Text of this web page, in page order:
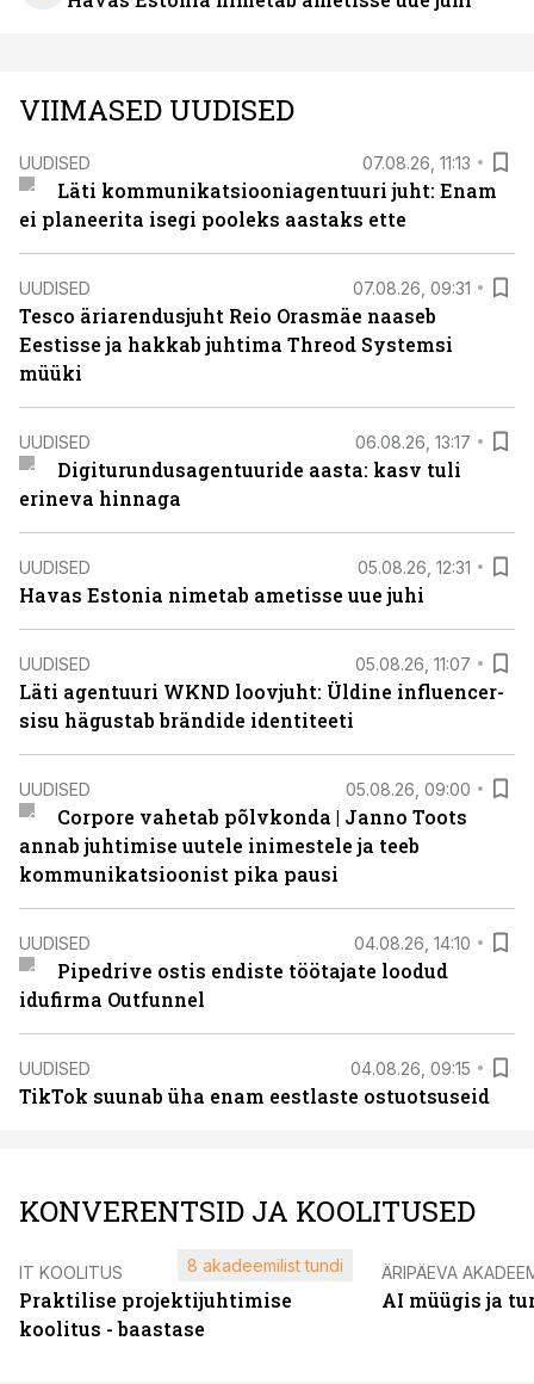
VIIMASED UUDISED
UUDISED 07.08.26, 11:13
Läti kommunikatsiooniagentuuri juht: Enam
ei planeerita isegi pooleks aastaks ette
UUDISED 07.08.26, 09:31
Tesco äriarendusjuht Reio Orasmäe naaseb
Eestisse ja hakkab juhtima Threod Systemsi
müüki
UUDISED 06.08.26, 13:17
Digiturundusagentuuride aasta: kasv tuli
erineva hinnaga
UUDISED 05.08.26, 12:31
Havas Estonia nimetab ametisse uue juhi
UUDISED 05.08.26, 11:07
Läti agentuuri WKND loovjuht: Üldine influencer-
sisu hägustab brändide identiteeti
UUDISED 05.08.26, 09:00
Corpore vahetab põlvkonda | Janno Toots
annab juhtimise uutele inimestele ja teeb
kommunikatsioonist pika pausi
UUDISED 04.08.26, 14:10
Pipedrive ostis endiste töötajate loodud
idufirma Outfunnel
UUDISED 04.08.26, 09:15
TikTok suunab üha enam eestlaste ostuotsuseid
KONVERENTSID JA KOOLITUSED
IT KOOLITUS
Praktilise projektijuhtimise
koolitus - baastase
8 akadeemilist tundi ÄRIPÄEVA
AI müügis ja